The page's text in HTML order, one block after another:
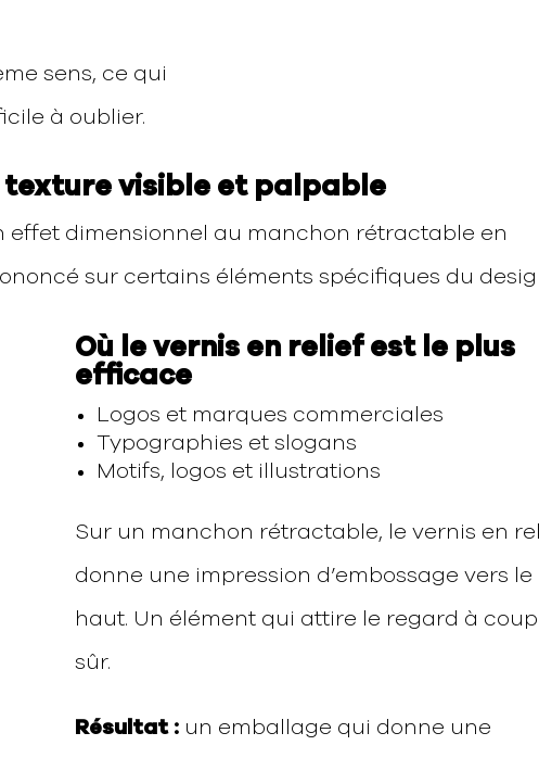
sens, ce qui
à oublier.
texture visible et palpable
effet dimensionnel au manchon rétractable en
sur certains éléments spécifiques du
Où le vernis en relief est le plus
efficace
Logos et marques commerciales
Typographies et slogans
Motifs, logos et illustrations
Sur un manchon rétractable, le vernis en
donne une impression d’embossage vers le
haut. Un élément qui attire le regard à coup
sûr.
Résultat : un emballage qui donne une